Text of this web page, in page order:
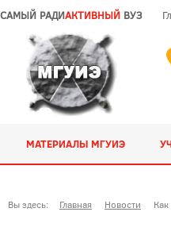
САМЫЙ РАДИАКТИВНЫЙ ВУЗ
МАТЕРИАЛЫ МГУИЭ
Вы здесь: Главная Новости